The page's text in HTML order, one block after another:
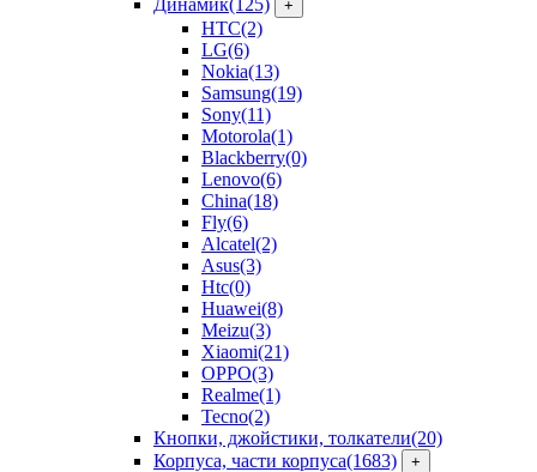
+
HTC(2)
LG(6)
Nokia(13)
Samsung(19)
Sony(11)
Motorola(1)
Blackberry(0)
Lenovo(6)
China(18)
Fly(6)
Alcatel(2)
Asus(3)
Htc(0)
Huawei(8)
Meizu(3)
Xiaomi(21)
OPPO(3)
Realme(1)
Tecno(2)
Кнопки, джойстики, толкатели(20)
Корпуса, части корпуса(1683) +